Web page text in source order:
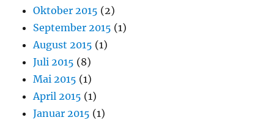
Oktober 2015 (2)
September 2015 (1)
August 2015 (1)
Juli 2015 (8)
Mai 2015 (1)
April 2015 (1)
Januar 2015 (1)